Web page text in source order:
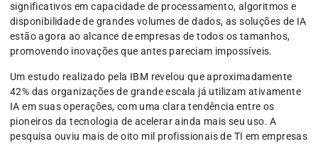
significativos em capacidade de processamento, algoritmos e
disponibilidade de grandes volumes de dados, as soluções de IA
estão agora ao alcance de empresas de todos os tamanhos,
promovendo inovações que antes pareciam impossíveis.
Um estudo realizado pela IBM revelou que aproximadamente
42% das organizações de grande escala já utilizam ativamente
IA em suas operações, com uma clara tendência entre os
pioneiros da tecnologia de acelerar ainda mais seu uso. A
pesquisa ouviu mais de oito mil profissionais de TI em empresas